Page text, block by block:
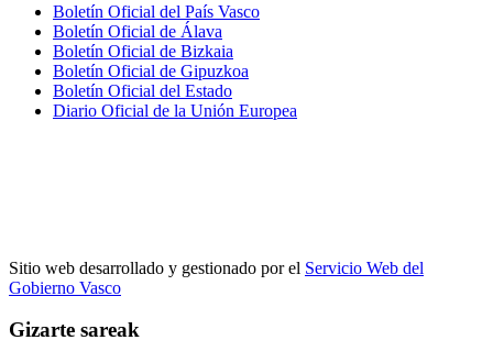
Boletín Oficial del País Vasco
Boletín Oficial de Álava
Boletín Oficial de Bizkaia
Boletín Oficial de Gipuzkoa
Boletín Oficial del Estado
Diario Oficial de la Unión Europea
Sitio web desarrollado y gestionado por el Servicio Web del
Gobierno Vasco
Gizarte sareak